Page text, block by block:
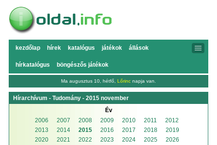
kezdőlap hírek katalógus játékok állások
hírkatalógus böngészős játékok
Ma augusztus 10, hétfő, Lőrinc napja van.
Hírarchívum - Tudomány - 2015 november
Év
2006
2007 2008 2009 2010 2011
2012
2013
2014 2015 2016 2017 2018
2019
2020
2021 2022 2023 2024 2025 2026